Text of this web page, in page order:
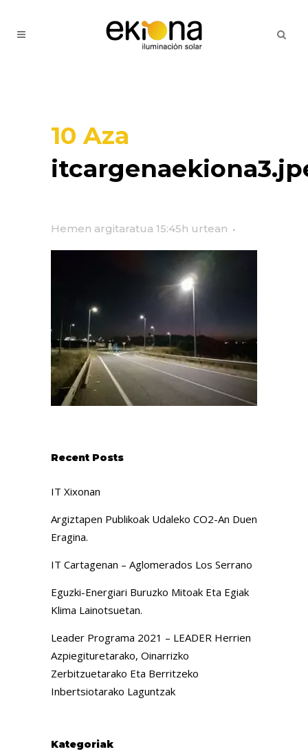
10 Aza
Hemen argitaratua 15:45h urtean
Recent Posts
IT Xixonan
Argiztapen Publikoak Udaleko CO2-An Duen
Eragina.
IT Cartagenan – Aglomerados Los Serrano
Eguzki-Energiari Buruzko Mitoak Eta Egiak
Klima Lainotsuetan.
Leader Programa 2021 – LEADER Herrien
Azpiegituretarako, Oinarrizko
Zerbitzuetarako Eta Berritzeko
Inbertsiotarako Laguntzak
Kategoriak